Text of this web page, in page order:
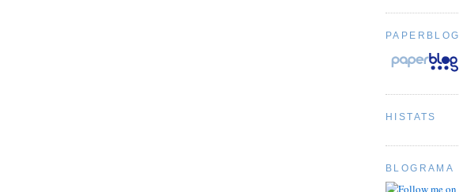
PAPERBLOG
HISTATS
BLOGRAMA